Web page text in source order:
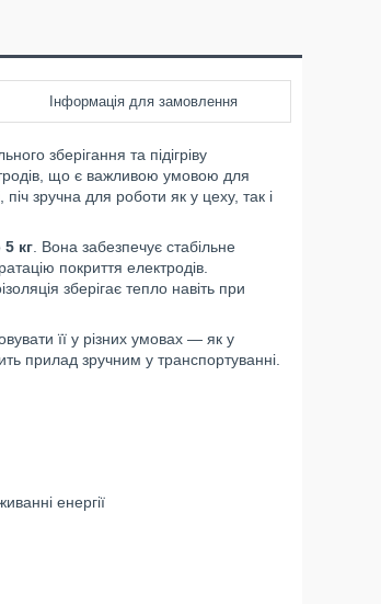
Інформація для замовлення
зберігання та підігріву
що є важливою умовою для
зручна для роботи як у цеху, так і
5 кг . Вона забезпечує стабільне
покриття електродів.
зберігає тепло навіть при
її у різних умовах — як у
прилад зручним у транспортуванні.
енергії